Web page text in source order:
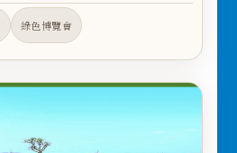
綠色博覽會